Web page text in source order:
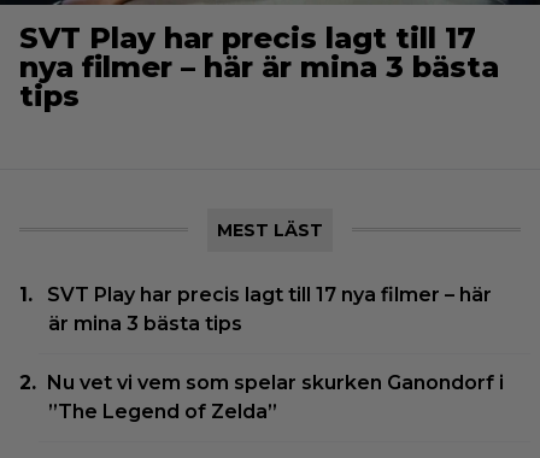
SVT Play har precis lagt till 17
nya filmer – här är mina 3 bästa
tips
MEST LÄST
SVT Play har precis lagt till 17 nya filmer – här
är mina 3 bästa tips
Nu vet vi vem som spelar skurken Ganondorf i
”The Legend of Zelda”